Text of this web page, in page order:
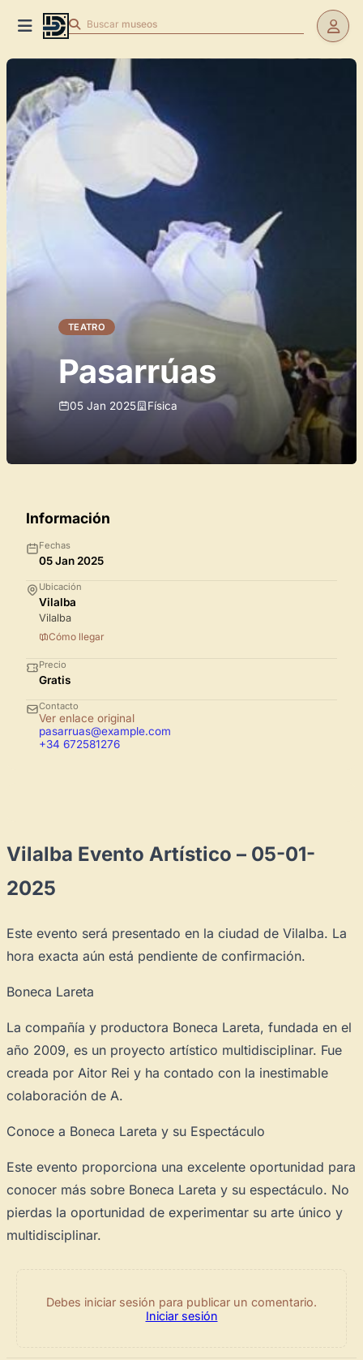
Buscar museos
TEATRO
Pasarrúas
05 Jan 2025 Física
Información
Fechas
05 Jan 2025
Ubicación
Vilalba
Vilalba
Cómo llegar
Precio
Gratis
Contacto
Ver enlace original
pasarruas@example.com
+34 672581276
Vilalba Evento Artístico – 05-01-
2025
Este evento será presentado en la ciudad de Vilalba. La
hora exacta aún está pendiente de confirmación.
Boneca Lareta
La compañía y productora Boneca Lareta, fundada en el
año 2009, es un proyecto artístico multidisciplinar. Fue
creada por Aitor Rei y ha contado con la inestimable
colaboración de A.
Conoce a Boneca Lareta y su Espectáculo
Este evento proporciona una excelente oportunidad para
conocer más sobre Boneca Lareta y su espectáculo. No
pierdas la oportunidad de experimentar su arte único y
multidisciplinar.
Debes iniciar sesión para publicar un comentario.
Iniciar sesión